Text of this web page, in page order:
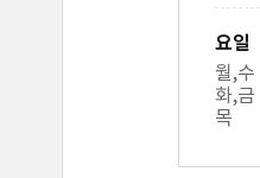
요일
월,수
화,금
목